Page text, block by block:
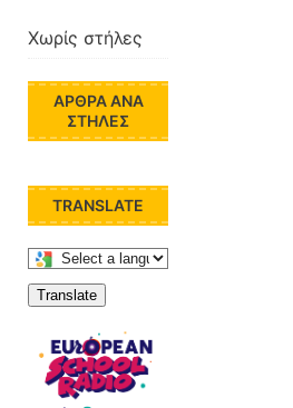
Χωρίς στήλες
ΆΡΘΡΑ ΑΝΆ
ΣΤΉΛΕΣ
TRANSLATE
Translate